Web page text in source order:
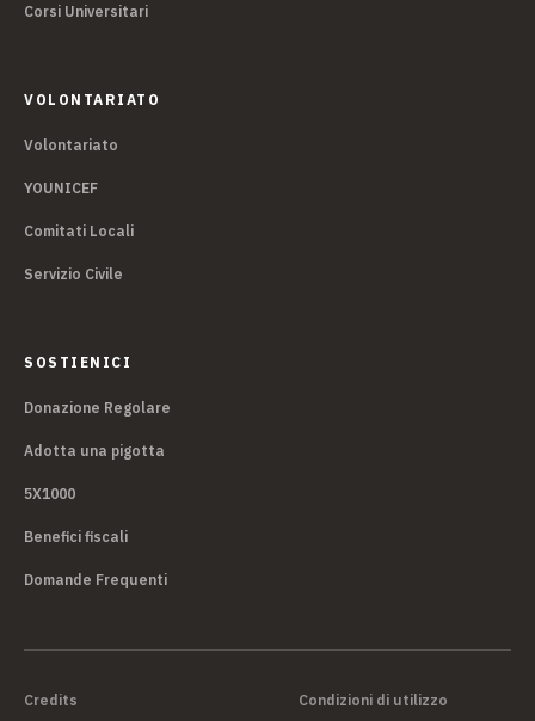
Corsi Universitari
VOLONTARIATO
Volontariato
YOUNICEF
Comitati Locali
Servizio Civile
SOSTIENICI
Donazione Regolare
Adotta una pigotta
5X1000
Benefici fiscali
Domande Frequenti
Credits Condizioni di utilizzo